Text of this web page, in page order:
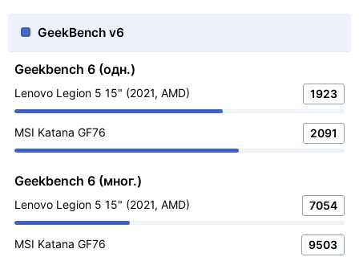
GeekBench v6
Geekbench 6 (одн.)
Lenovo Legion 5 15" (2021, AMD) 1923
MSI Katana GF76 2091
Geekbench 6 (мног.)
Lenovo Legion 5 15" (2021, AMD) 7054
MSI Katana GF76 9503